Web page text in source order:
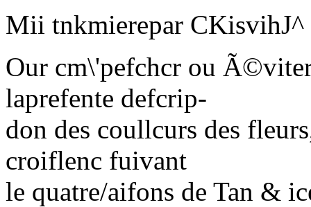
Mii tnkmierepar CKisvihJ^
Our cm\'pefchcr ou
laprefente defcrip-
don des coullcurs des
croiflenc fuivant
le quatre/aifons de Tan &